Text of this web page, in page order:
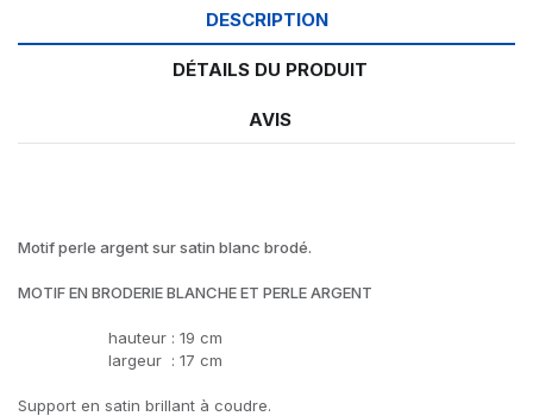
DESCRIPTION
DÉTAILS DU PRODUIT
AVIS
Motif perle argent sur satin blanc brodé.
MOTIF EN BRODERIE BLANCHE ET PERLE ARGENT
hauteur : 19 cm
largeur : 17 cm
Support en satin brillant à coudre.